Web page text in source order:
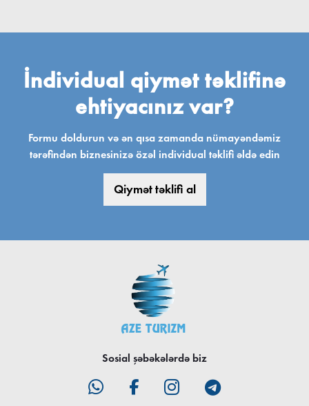
İndividual qiymət təklifinə
ehtiyacınız var?
Formu doldurun və ən qısa zamanda nümayəndəmiz
tərəfindən biznesinizə özəl individual təklifi əldə edin
Qiymət təklifi al
Sosial şəbəkələrdə biz